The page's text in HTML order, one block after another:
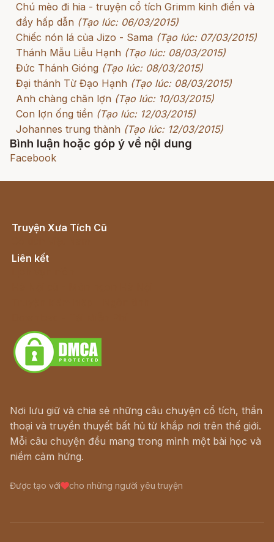
Chú mèo đi hia - truyện cổ tích Grimm kinh điển và
đầy hấp dẫn (Tạo lúc: 06/03/2015)
Chiếc nón lá của Jizo - Sama (Tạo lúc: 07/03/2015)
Thánh Mẫu Liễu Hạnh (Tạo lúc: 08/03/2015)
Đức Thánh Gióng (Tạo lúc: 08/03/2015)
Đại thánh Từ Đạo Hạnh (Tạo lúc: 08/03/2015)
Anh chàng chăn lợn (Tạo lúc: 10/03/2015)
Con lợn ống tiền (Tạo lúc: 12/03/2015)
Johannes trung thành (Tạo lúc: 12/03/2015)
Bình luận hoặc góp ý về nội dung
Facebook
Truyện Xưa Tích Cũ
Liên kết
Nơi lưu giữ và chia sẻ những câu chuyện cổ tích, thần
thoại và truyền thuyết bất hủ từ khắp nơi trên thế giới.
Mỗi câu chuyện đều mang trong mình một bài học và
niềm cảm hứng.
Được tạo với cho những người yêu truyện